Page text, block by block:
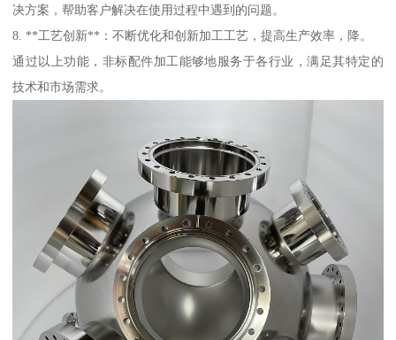
决方案，帮助客户解决在使用过程中遇到的问题。
8. **工艺创新**：不断优化和创新加工工艺，提高生产效率，降。
通过以上功能，非标配件加工能够地服务于各行业，满足其特定的
技术和市场需求。